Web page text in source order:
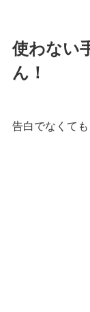
使わない
ん！
告白でなくても